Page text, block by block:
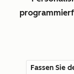
Fassen Sie